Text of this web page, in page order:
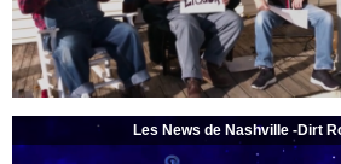
Les News de Nashville -Dirt